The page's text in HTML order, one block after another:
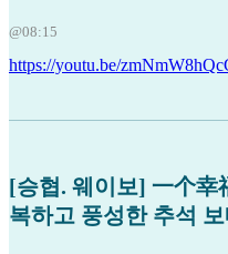
@08:15
https://youtu.be/
[승협. 웨이보] 一个
복하고 풍성한 추석